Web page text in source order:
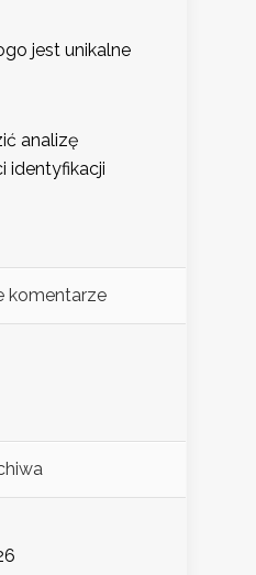
jest unikalne
analizę
identyfikacji
komentarze